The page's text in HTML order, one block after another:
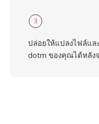
3
ปล่อยให้แปลงไฟล์แ
dotm ของคุณได้หลัง